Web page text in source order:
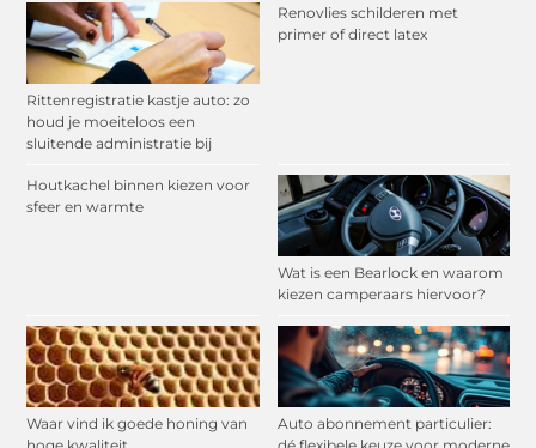
Rittenregistratie kastje auto: zo
houd je moeiteloos een
sluitende administratie bij
Renovlies schilderen met
primer of direct latex
Houtkachel binnen kiezen voor
sfeer en warmte
Wat is een Bearlock en waarom
kiezen camperaars hiervoor?
Waar vind ik goede honing van
Auto abonnement particulier: